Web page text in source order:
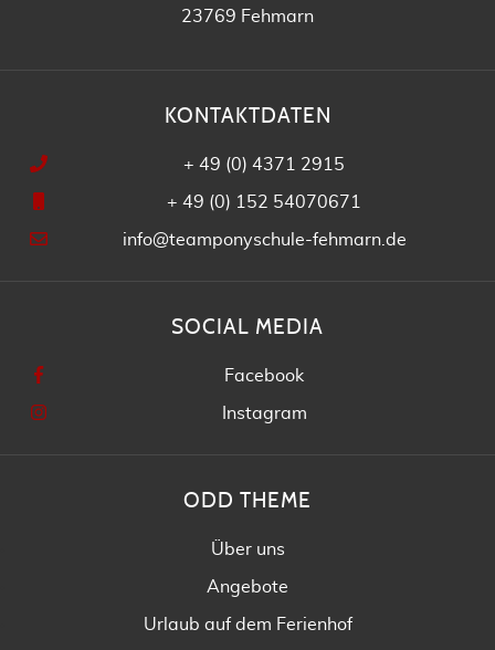
23769 Fehmarn
KONTAKTDATEN
+ 49 (0) 4371 2915
+ 49 (0) 152 54070671
info@teamponyschule-fehmarn.de
SOCIAL MEDIA
Facebook
Instagram
ODD THEME
Über uns
Angebote
Urlaub auf dem Ferienhof